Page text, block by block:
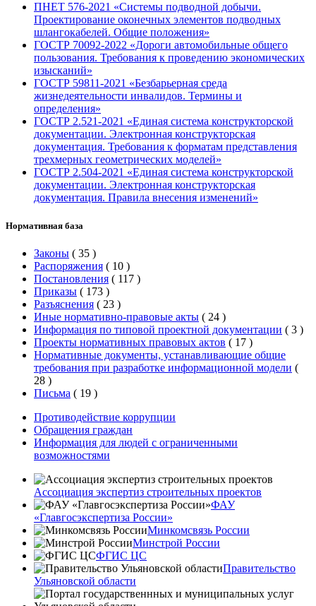
ПНЕТ 576-2021 «Системы подводной добычи.
Проектирование оконечных элементов подводных
шлангокабелей. Общие положения»
ГОСТР 70092-2022 «Дороги автомобильные общего
пользования. Требования к проведению экономических
изысканий»
ГОСТР 59811-2021 «Безбарьерная среда
жизнедеятельности инвалидов. Термины и
определения»
ГОСТР 2.521-2021 «Единая система конструкторской
документации. Электронная конструкторская
документация. Требования к форматам представления
трехмерных геометрических моделей»
ГОСТР 2.504-2021 «Единая система конструкторской
документации. Электронная конструкторская
документация. Правила внесения изменений»
Нормативная база
Законы ( 35 )
Распоряжения ( 10 )
Постановления ( 117 )
Приказы ( 173 )
Разъяснения ( 23 )
Иные нормативно-правовые акты ( 24 )
Информация по типовой проектной документации ( 3 )
Проекты нормативных правовых актов ( 17 )
Нормативные документы, устанавливающие общие
требования при разработке информационной модели (
28 )
Письма ( 19 )
Противодействие коррупции
Обращения граждан
Информация для людей с ограниченными
возможностями
Ассоциация экспертиз строительных проектов
ФАУ
«Главгосэкспертиза России»
Минкомсвязь России
Минстрой России
ФГИС ЦС
Правительство
Ульяновской области